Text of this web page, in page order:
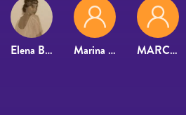
Elena Bueno Ballester Marina Garcia Rodriguez MARCO PORTELLA